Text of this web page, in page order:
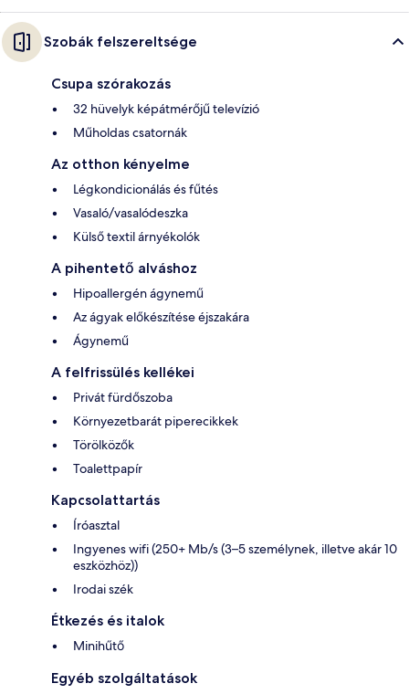
Szobák felszereltsége
Csupa szórakozás
32 hüvelyk képátmérőjű televízió
Műholdas csatornák
Az otthon kényelme
Légkondicionálás és fűtés
Vasaló/vasalódeszka
Külső textil árnyékolók
A pihentető alváshoz
Hipoallergén ágynemű
Az ágyak előkészítése éjszakára
Ágynemű
A felfrissülés kellékei
Privát fürdőszoba
Környezetbarát piperecikkek
Törölközők
Toalettpapír
Kapcsolattartás
Íróasztal
Ingyenes wifi (250+ Mb/s (3–5 személynek, illetve akár 10
eszközhöz))
Irodai szék
Étkezés és italok
Minihűtő
Egyéb szolgáltatások